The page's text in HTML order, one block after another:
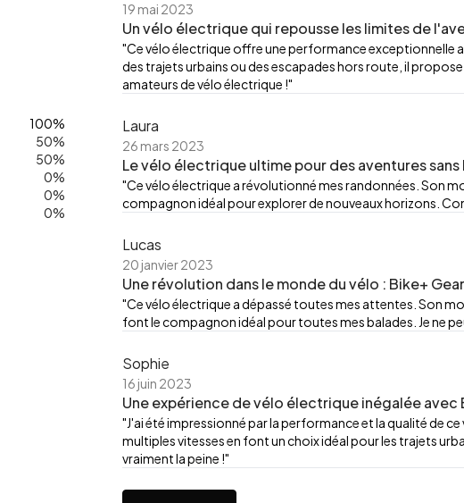
100%
50%
50%
0%
0%
0%
19 mai 2023
Un vélo électrique qui repousse les limites de
"Ce vélo électrique offre une performance exceptionnelle
des trajets urbains ou des escapades hors route, il
amateurs de vélo électrique !"
Laura
26 mars 2023
Le vélo électrique ultime pour des aventures sans
"Ce vélo électrique a révolutionné mes randonnées. Son
compagnon idéal pour explorer de nouveaux horizons.
Lucas
20 janvier 2023
Une révolution dans le monde du vélo : Bike+
"Ce vélo électrique a dépassé toutes mes attentes. Son
font le compagnon idéal pour toutes mes balades. Je ne
Sophie
16 juin 2023
Une expérience de vélo électrique inégalée avec
"J'ai été impressionné par la performance et la qualité de
multiples vitesses en font un choix idéal pour les trajets
vraiment la peine !"